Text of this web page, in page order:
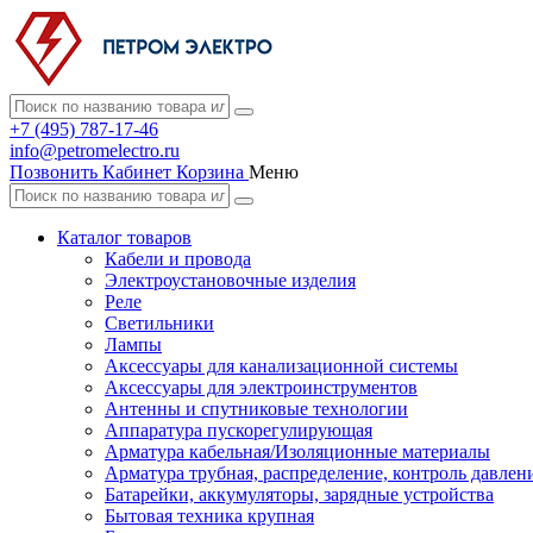
+7 (495) 787-17-46
info@petromelectro.ru
Позвонить Кабинет Корзина Меню
Каталог товаров
Кабели и провода
Электроустановочные изделия
Реле
Светильники
Лампы
Аксессуары для канализационной системы
Аксессуары для электроинструментов
Антенны и спутниковые технологии
Аппаратура пускорегулирующая
Арматура кабельная/Изоляционные материалы
Арматура трубная, распределение, контроль
Батарейки, аккумуляторы, зарядные устройства
Бытовая техника крупная